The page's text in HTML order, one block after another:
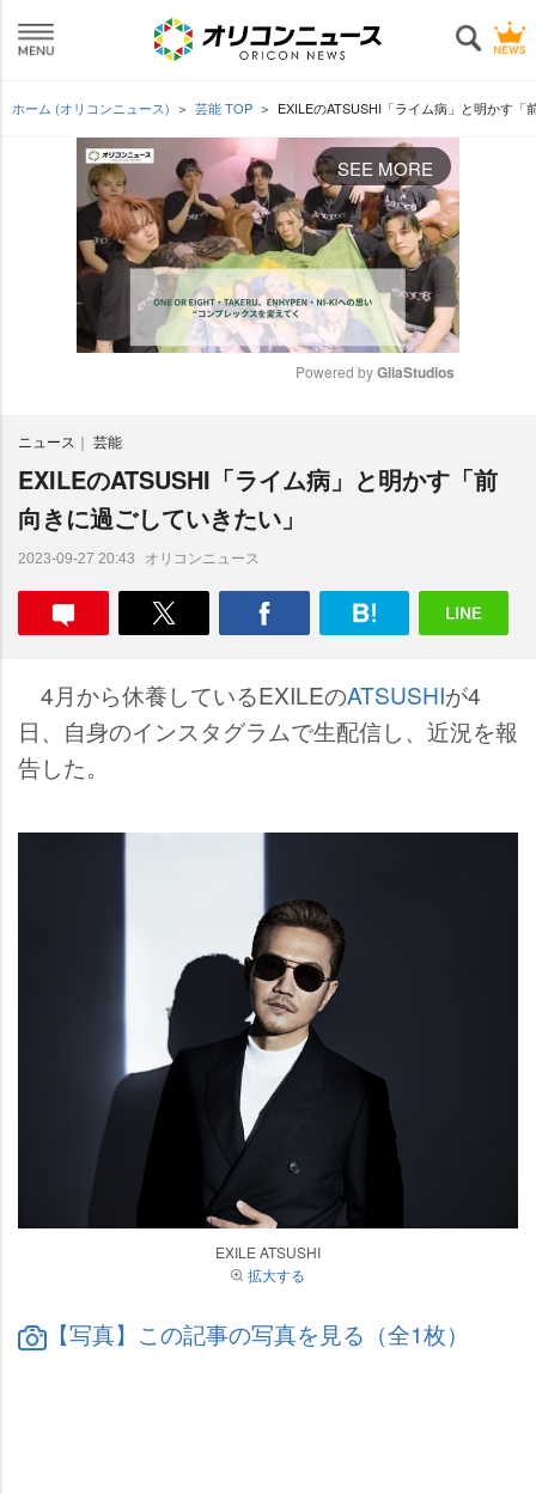
ホーム (オリコンニュース) 芸能 TOP EXILEのATSUSHI「ライム病」と明かす「
SEE MORE
t
e
Powered by GliaStudios
ニュース 芸能
EXILEのATSUSHI「ライム病」と明かす「前
向きに過ごしていきたい」
2023-09-27 20:43 オリコンニュース
4月から休養しているEXILEのATSUSHIが4
日、自身のインスタグラムで生配信し、近況を報
告した。
EXILE ATSUSHI
拡大する
【写真】この記事の写真を見る（全1枚）